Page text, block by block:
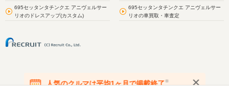
695セッタンタチンクエ アニヴェルサー
リオのドレスアップ(カスタム)
695セッタンタチンクエ アニヴェルサー
リオの車買取・車査定
人気のクルマは平均1ヶ月で掲載終了※